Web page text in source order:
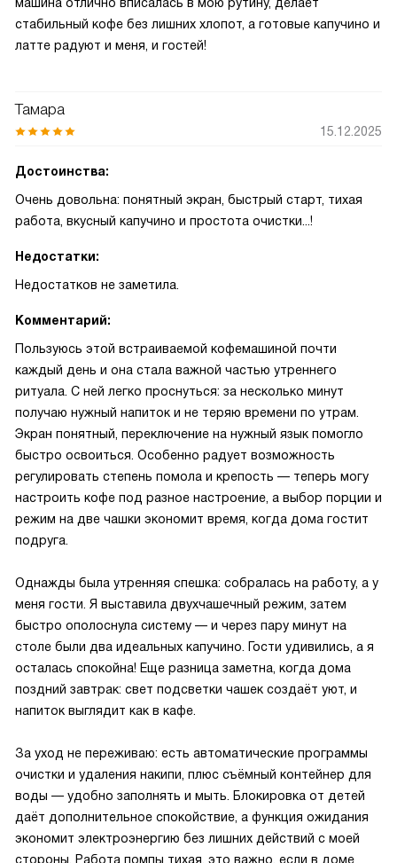
стабильный кофе без лишних хлопот, а готовые капучино и
латте радуют и меня, и гостей!
Тамара
15.12.2025
Достоинства:
Очень довольна: понятный экран, быстрый старт, тихая
работа, вкусный капучино и простота очистки...!
Недостатки:
Недостатков не заметила.
Комментарий:
Пользуюсь этой встраиваемой кофемашиной почти
каждый день и она стала важной частью утреннего
ритуала. С ней легко проснуться: за несколько минут
получаю нужный напиток и не теряю времени по утрам.
Экран понятный, переключение на нужный язык помогло
быстро освоиться. Особенно радует возможность
регулировать степень помола и крепость — теперь могу
настроить кофе под разное настроение, а выбор порции и
режим на две чашки экономит время, когда дома гостит
подруга.
Однажды была утренняя спешка: собралась на работу, а у
меня гости. Я выставила двухчашечный режим, затем
быстро ополоснула систему — и через пару минут на
столе были два идеальных капучино. Гости удивились, а я
осталась спокойна! Еще разница заметна, когда дома
поздний завтрак: свет подсветки чашек создаёт уют, и
напиток выглядит как в кафе.
За уход не переживаю: есть автоматические программы
очистки и удаления накипи, плюс съёмный контейнер для
воды — удобно заполнять и мыть. Блокировка от детей
даёт дополнительное спокойствие, а функция ожидания
экономит электроэнергию без лишних действий с моей
стороны. Работа помпы тихая, это важно, если в доме